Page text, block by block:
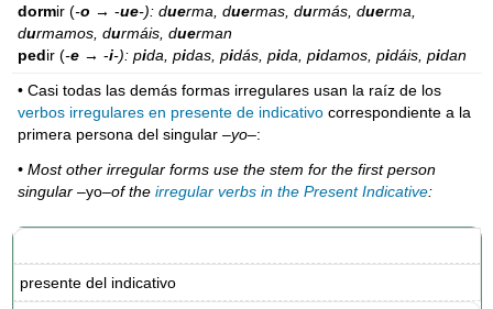
dormir (-o → -ue-): duerma, duermas, durmás, duerma,
durmamos, durmáis, duerman
pedir (-e → -i-): pida, pidas, pidás, pida, pidamos, pidáis, pidan
• Casi todas las demás formas irregulares usan la raíz de los
verbos irregulares en presente de indicativo correspondiente a la
primera persona del singular –yo–:
• Most other irregular forms use the stem for the first person
singular –yo–of theirregular verbs in the Present Indicative:
presente del indicativo